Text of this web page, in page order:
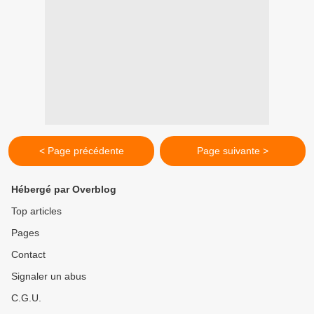
< Page précédente Page suivante >
Hébergé par Overblog
Top articles
Pages
Contact
Signaler un abus
C.G.U.